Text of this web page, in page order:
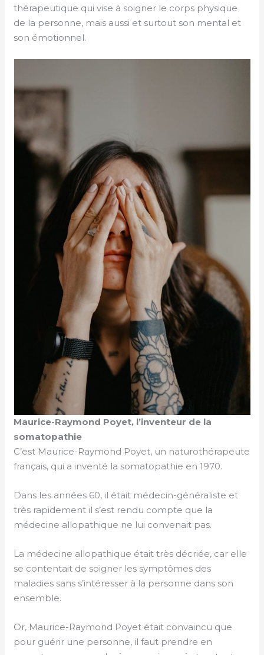
thérapeutique qui vise à soigner le corps physique
de la personne, mais aussi et surtout son mental et
son émotionnel.
Maurice-Raymond Poyet, l’inventeur de la
somatopathie
C’est Maurice-Raymond Poyet, un naturothérapeute
français, qui a inventé la somatopathie en 1970.
Dans les années 60, il était médecin-généraliste et
très rapidement il s’est rendu compte que la
médecine allopathique ne lui convenait pas.
La médecine allopathique était très décriée, car elle
se contentait de soigner les symptômes des
maladies sans s’intéresser à la personne dans son
ensemble.
Or, Maurice-Raymond Poyet était convaincu que
pour guérir une personne, il faut prendre en